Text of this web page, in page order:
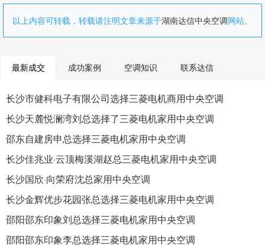
以上内容可转载，转载请注明文章来源于湖南达信中央空调网站。
最新成交 成功案例 空调知识 联系达信
长沙市健科电子有限公司选择三菱电机商用中央空调
长沙天麓悦澜湾刘总选择了三菱电机家用中央空调
邵东自建房申总选择三菱电机家用中央空调
长沙佳兆业·云顶梅溪湖赵总三菱电机家用中央空调
长沙国欣·向荣府沈总家用中央空调
长沙金辉优步花园张总选择三菱电机家用中央空调
邵阳邵东印象刘总选择三菱电机家用中央空调
邵阳邵东印象李总选择三菱电机家用中央空调